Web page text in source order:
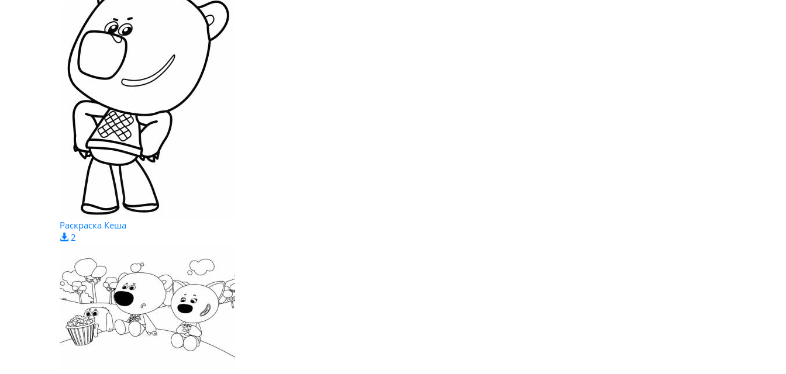
Раскраска Кеша
2